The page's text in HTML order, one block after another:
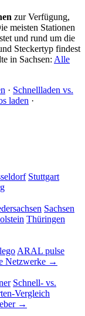
zur Verfügung,
meisten Stationen
und rund um die
Steckertyp findest
in Sachsen: Alle
· Schnellladen vs.
laden ·
Stuttgart
Sachsen
Thüringen
ARAL pulse
Netzwerke →
Schnell- vs.
Vergleich
→